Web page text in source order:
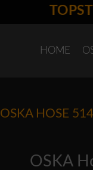
TOPSTYLE
HOME
OSKA HOSE
OSKA